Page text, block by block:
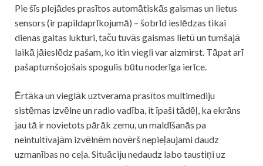
Pie šīs plejādes prasītos automātiskās gaismas un lietus
sensors (ir papildaprīkojumā) – šobrīd ieslēdzas tikai
dienas gaitas lukturi, taču tuvās gaismas lietū un tumšajā
laikā jāieslēdz pašam, ko itin viegli var aizmirst. Tāpat arī
pašaptumšojošais spogulis būtu noderīga ierīce.
Ērtāka un vieglāk uztverama prasītos multimediju
sistēmas izvēlne un radio vadība, it īpaši tādēļ, ka ekrāns
jau tā ir novietots pārāk zemu, un maldīšanās pa
neintuitīvajām izvēlnēm novērš nepieļaujami daudz
uzmanības no ceļa. Situāciju nedaudz labo taustiņi uz